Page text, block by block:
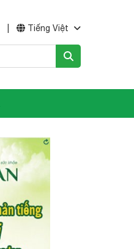
Tiếng Việt